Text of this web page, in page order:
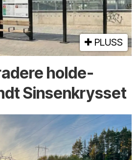
PLUSS
holde­
Sinsenkrysset